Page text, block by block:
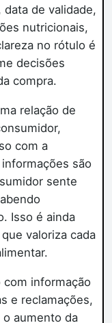
de validade,
nutricionais,
no rótulo é
decisões
compra.
relação de
com a
são
sente
Isso é ainda
valoriza cada
informação
e reclamações,
aumento da